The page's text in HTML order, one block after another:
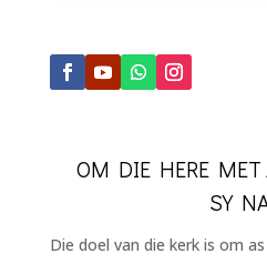
OM DIE HERE MET
SY
Die doel van die kerk is om